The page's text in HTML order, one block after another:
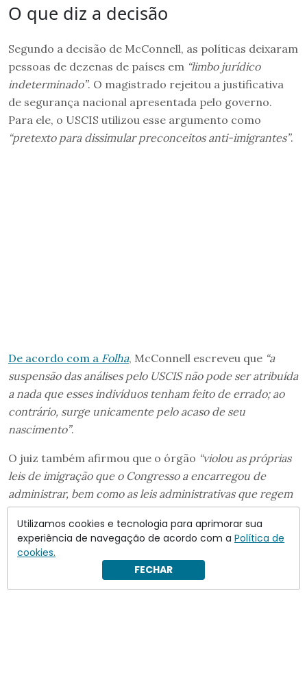
O que diz a decisão
Segundo a decisão de McConnell, as políticas deixaram
pessoas de dezenas de países em “limbo jurídico
indeterminado”. O magistrado rejeitou a justificativa
de segurança nacional apresentada pelo governo.
Para ele, o USCIS utilizou esse argumento como
“pretexto para dissimular preconceitos anti-imigrantes”.
De acordo com a Folha, McConnell escreveu que “a
suspensão das análises pelo USCIS não pode ser atribuída
a nada que esses indivíduos tenham feito de errado; ao
contrário, surge unicamente pelo acaso de seu
nascimento”.
O juiz também afirmou que o órgão “violou as próprias
leis de imigração que o Congresso a encarregou de
administrar, bem como as leis administrativas que regem
suas ações”.
Utilizamos cookies e tecnologia para aprimorar sua
experiência de navegação de acordo com a Política de
cookies.
FECHAR